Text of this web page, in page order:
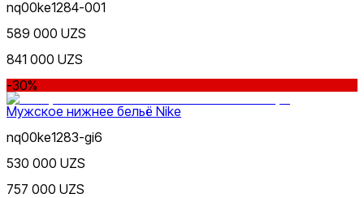
nq00ke1284-001
589 000 UZS
841 000 UZS
-30%
Мужское нижнее бельё Nike
nq00ke1283-gi6
530 000 UZS
757 000 UZS